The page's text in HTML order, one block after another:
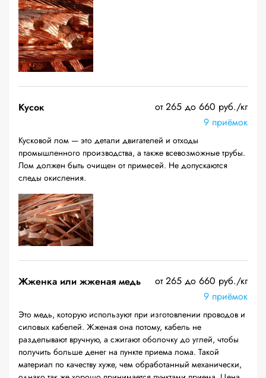
Кусок
от 265 до 660 руб./кг
9 приёмок
Кусковой лом — это детали двигателей и отходы
промышленного производства, а также всевозможные трубы.
Лом должен быть очищен от примесей. Не допускаются
следы окисления.
Жженка или жженая медь
от 265 до 660 руб./кг
9 приёмок
Это медь, которую используют при изготовлении проводов и
силовых кабелей. Жженая она потому, кабель не
разделывают вручную, а сжигают оболочку до углей, чтобы
получить больше денег на пункте приема лома. Такой
материал по качеству хуже, чем обработанный механически,